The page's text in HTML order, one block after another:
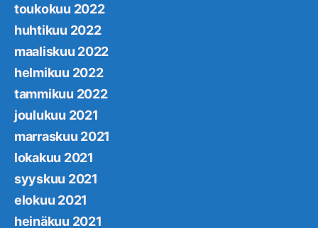
toukokuu 2022
huhtikuu 2022
maaliskuu 2022
helmikuu 2022
tammikuu 2022
joulukuu 2021
marraskuu 2021
lokakuu 2021
syyskuu 2021
elokuu 2021
heinäkuu 2021